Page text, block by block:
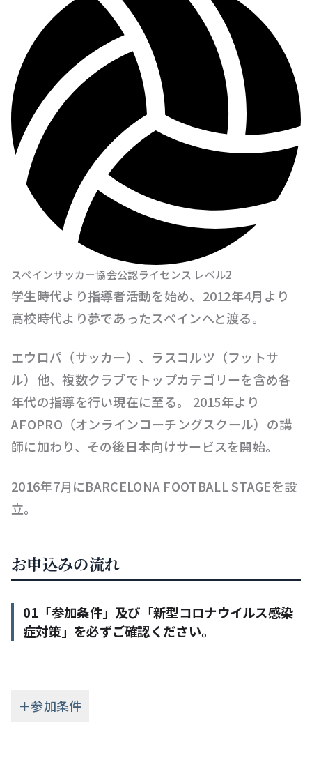
スペインサッカー協会公認ライセンス レベル2
学生時代より指導者活動を始め、2012年4月より
高校時代より夢であったスペインへと渡る。
エウロパ（サッカー）、ラスコルツ（フットサ
ル）他、複数クラブでトップカテゴリーを含め各
年代の指導を行い現在に至る。 2015年より
AFOPRO（オンラインコーチングスクール）の講
師に加わり、その後日本向けサービスを開始。
2016年7月にBARCELONA FOOTBALL STAGEを設
立。
お申込みの流れ
01「参加条件」及び「新型コロナウイルス感染
症対策」を必ずご確認ください。
＋参加条件